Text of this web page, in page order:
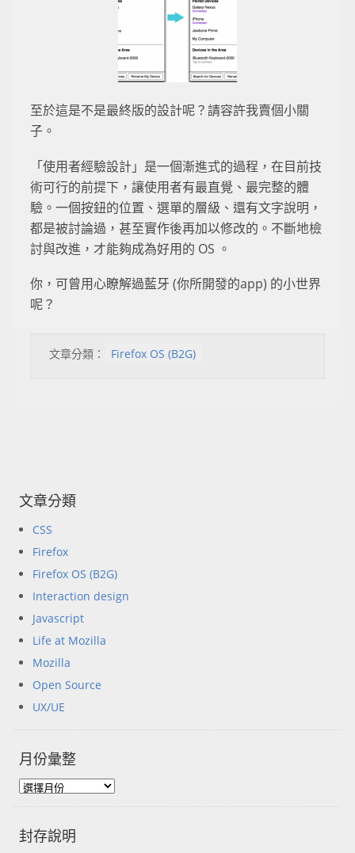
至於這是不是最終版的設計呢？請容許我賣個小關
子。
「使用者經驗設計」是一個漸進式的過程，在目前技
術可行的前提下，讓使用者有最直覺、最完整的體
驗。一個按鈕的位置、選單的層級、還有文字說明，
都是被討論過，甚至實作後再加以修改的。不斷地檢
討與改進，才能夠成為好用的 OS 。
你，可曾用心瞭解過藍牙 (你所開發的app) 的小世界
呢？
文章分類： Firefox OS (B2G)
文章分類
CSS
Firefox
Firefox OS (B2G)
Interaction design
Javascript
Life at Mozilla
Mozilla
Open Source
UX/UE
月份彙整
封存說明